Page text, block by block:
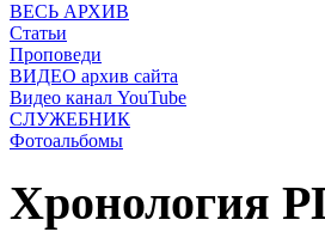
ВЕСЬ АРХИВ
Статьи
Проповеди
ВИДЕО архив сайта
Видео канал YouTube
СЛУЖЕБНИК
Фотоальбомы
Хронология